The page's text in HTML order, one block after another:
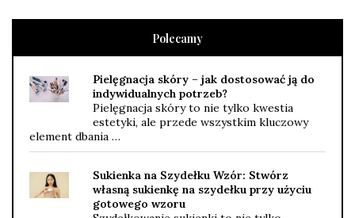
Polecamy
Pielęgnacja skóry – jak dostosować ją do
indywidualnych potrzeb?
Pielęgnacja skóry to nie tylko kwestia
estetyki, ale przede wszystkim kluczowy
element dbania …
Sukienka na Szydełku Wzór: Stwórz
własną sukienkę na szydełku przy użyciu
gotowego wzoru